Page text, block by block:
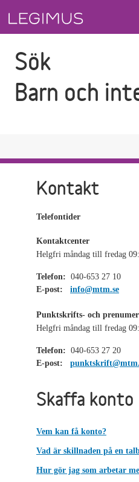
Sök
Barn och
Kontakt
Telefontider
Kontaktcenter
Helgfri måndag till fredag
Telefon: 040-653 27 10
E-post:
info@mtm.se
Punktskrifts- och
Helgfri måndag till fredag
Telefon: 040-653 27 20
E-post:
Skaffa konto
Vem kan få konto?
Vad är skillnaden på en
Hur gör jag som arbetar